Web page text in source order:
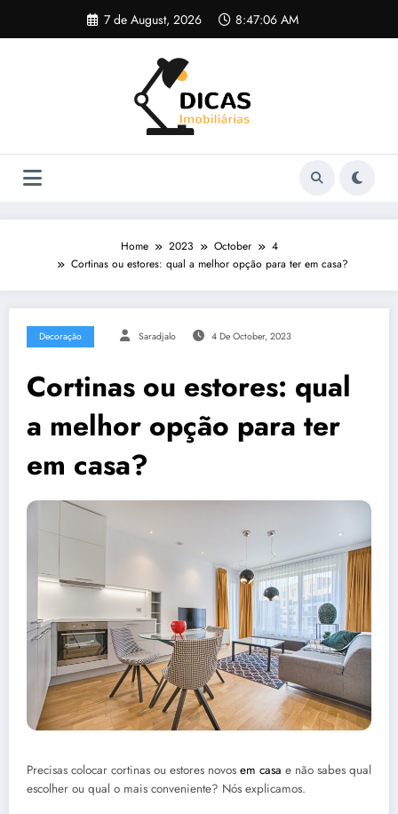
content
7 de August, 2026 8:47:07 AM
Home 2023 October
4
Cortinas ou estores: qual a melhor opção para ter em casa?
Decoração Saradjalo 4 De October, 2023
Cortinas ou estores: qual
a melhor opção para ter
em casa?
Precisas colocar cortinas ou estores novos em casa e não sabes qual
escolher ou qual o mais conveniente? Nós explicamos.